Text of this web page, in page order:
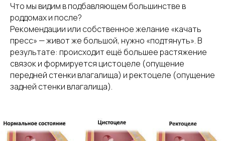
Что мы видим в подбавляющем большинстве в
роддомах и после?
Рекомендации или собственное желание «качать
пресс» — живот же большой, нужно «подтянуть». В
результате: происходит ещё большее растяжение
связок и формируется цистоцеле (опущение
передней стенки влагалища) и ректоцеле (опущение
задней стенки влагалища).